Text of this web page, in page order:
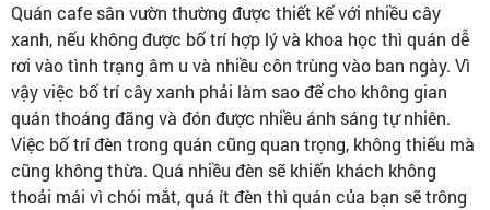
Quán cafe sân vườn thường được thiết kế với nhiều cây
xanh, nếu không được bố trí hợp lý và khoa học thì quán dễ
rơi vào tình trạng âm u và nhiều côn trùng vào ban ngày. Vì
vậy việc bố trí cây xanh phải làm sao để cho không gian
quán thoáng đãng và đón được nhiều ánh sáng tự nhiên.
Việc bố trí đèn trong quán cũng quan trọng, không thiếu mà
cũng không thừa. Quá nhiều đèn sẽ khiến khách không
thoải mái vì chói mắt, quá ít đèn thì quán của bạn sẽ trông